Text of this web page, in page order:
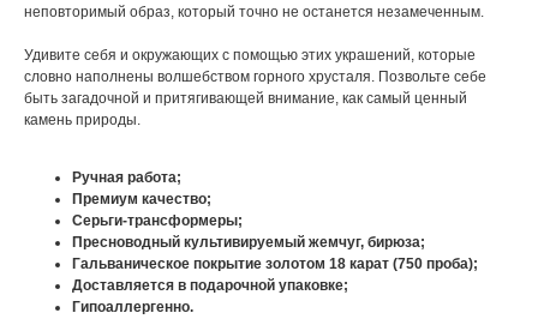
неповторимый образ, который точно не останется незамеченным.
Удивите себя и окружающих с помощью этих украшений, которые
словно наполнены волшебством горного хрусталя. Позвольте себе
быть загадочной и притягивающей внимание, как самый ценный
камень природы.
Ручная работа;
Премиум качество;
Серьги-трансформеры;
Пресноводный культивируемый жемчуг, бирюза;
Гальваническое покрытие золотом 18 карат (750 проба);
Доставляется в подарочной упаковке;
Гипоаллергенно.